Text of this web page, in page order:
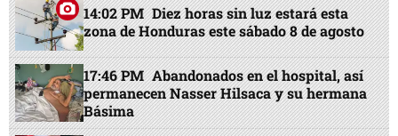
14:02 PM Diez horas sin luz estará esta
zona de Honduras este sábado 8 de agosto
17:46 PM Abandonados en el hospital, así
permanecen Nasser Hilsaca y su hermana
Básima